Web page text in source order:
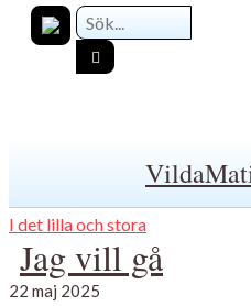
I det lilla och stora
Jag vill gå
22 maj 2025